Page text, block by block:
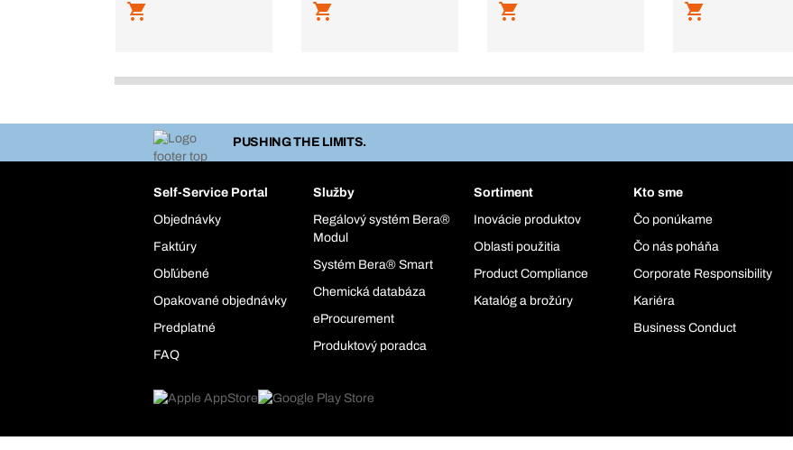
PUSHING THE LIMITS.
Self-Service Portal
Objednávky
Faktúry
Obľúbené
Opakované objednávky
Predplatné
FAQ
Služby
Regálový systém Bera®
Modul
Systém Bera® Smart
Chemická databáza
eProcurement
Produktový poradca
Sortiment
Inovácie produktov
Oblasti použitia
Product Compliance
Katalóg a brožúry
Kto sme
Čo ponúkame
Čo nás poháňa
Corporate Responsibility
Kariéra
Business Conduct